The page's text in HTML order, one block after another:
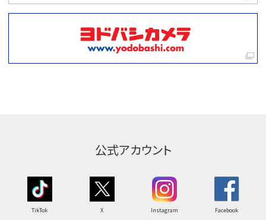
公式アカウント
TikTok X Instagram Facebook